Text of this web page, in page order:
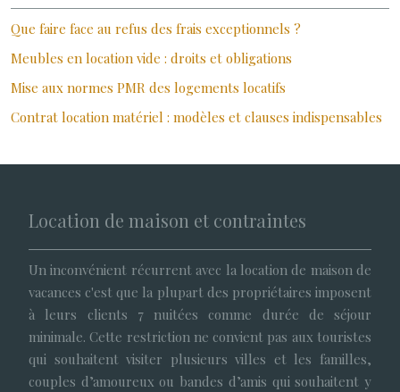
Que faire face au refus des frais exceptionnels ?
Meubles en location vide : droits et obligations
Mise aux normes PMR des logements locatifs
Contrat location matériel : modèles et clauses indispensables
Location de maison et contraintes
Un inconvénient récurrent avec la location de maison de
vacances c'est que la plupart des propriétaires imposent
à leurs clients 7 nuitées comme durée de séjour
minimale. Cette restriction ne convient pas aux touristes
qui souhaitent visiter plusieurs villes et les familles,
couples d’amoureux ou bandes d’amis qui souhaitent y